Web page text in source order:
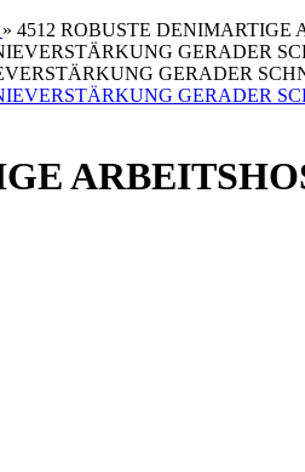
» 4512 ROBUSTE
GERADER